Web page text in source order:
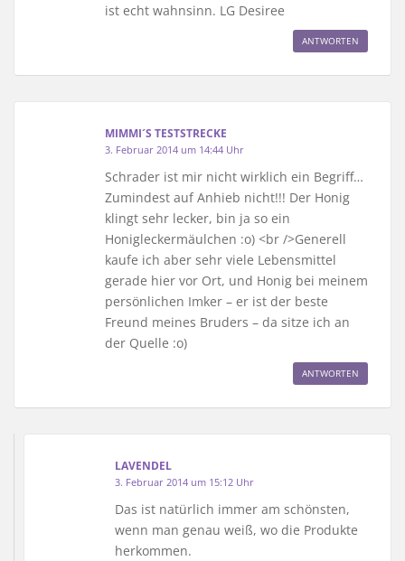
ist echt wahnsinn. LG Desiree
ANTWORTEN
MIMMI´S TESTSTRECKE
3. Februar 2014 um 14:44 Uhr
Schrader ist mir nicht wirklich ein Begriff…
Zumindest auf Anhieb nicht!!! Der Honig
klingt sehr lecker, bin ja so ein
Honigleckermäulchen :o) <br />Generell
kaufe ich aber sehr viele Lebensmittel
gerade hier vor Ort, und Honig bei meinem
persönlichen Imker – er ist der beste
Freund meines Bruders – da sitze ich an
der Quelle :o)
ANTWORTEN
LAVENDEL
3. Februar 2014 um 15:12 Uhr
Das ist natürlich immer am schönsten,
wenn man genau weiß, wo die Produkte
herkommen.